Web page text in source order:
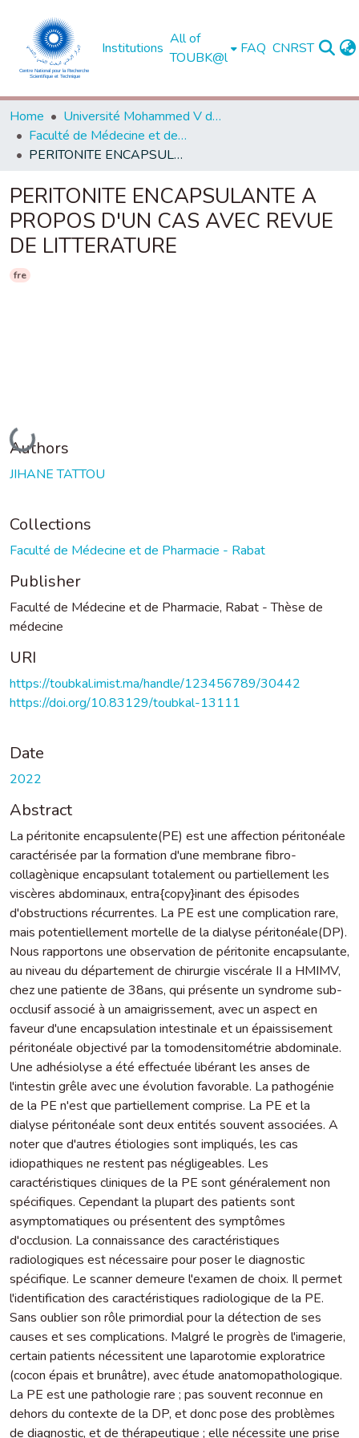
Institutions
All of
TOUBK@l
FAQ CNRST
Home
Université Mohammed V de Rabat
Faculté de Médecine et de Pharmacie - Rabat
PERITONITE ENCAPSULANTE A PROPOS D'UN CAS AVEC REVUE DE LITTERATURE
PERITONITE ENCAPSULANTE A
PROPOS D'UN CAS AVEC REVUE
DE LITTERATURE
fre
Loading...
Authors
JIHANE TATTOU
Collections
Faculté de Médecine et de Pharmacie - Rabat
Publisher
Faculté de Médecine et de Pharmacie, Rabat - Thèse de
médecine
URI
https://toubkal.imist.ma/handle/123456789/30442
https://doi.org/10.83129/toubkal-13111
Date
2022
Abstract
La péritonite encapsulente(PE) est une affection péritonéale
caractérisée par la formation d'une membrane fibro-
collagènique encapsulant totalement ou partiellement les
viscères abdominaux, entra{copy}inant des épisodes
d'obstructions récurrentes. La PE est une complication rare,
mais potentiellement mortelle de la dialyse péritonéale(DP).
Nous rapportons une observation de péritonite encapsulante,
au niveau du département de chirurgie viscérale II a HMIMV,
chez une patiente de 38ans, qui présente un syndrome sub-
occlusif associé à un amaigrissement, avec un aspect en
faveur d'une encapsulation intestinale et un épaissisement
péritonéale objectivé par la tomodensitométrie abdominale.
Une adhésiolyse a été effectuée libérant les anses de
l'intestin grêle avec une évolution favorable. La pathogénie
de la PE n'est que partiellement comprise. La PE et la
dialyse péritonéale sont deux entités souvent associées. A
noter que d'autres étiologies sont impliqués, les cas
idiopathiques ne restent pas négligeables. Les
caractéristiques cliniques de la PE sont généralement non
spécifiques. Cependant la plupart des patients sont
asymptomatiques ou présentent des symptômes
d'occlusion. La connaissance des caractéristiques
radiologiques est nécessaire pour poser le diagnostic
spécifique. Le scanner demeure l'examen de choix. Il permet
l'identification des caractéristiques radiologique de la PE.
Sans oublier son rôle primordial pour la détection de ses
causes et ses complications. Malgré le progrès de l'imagerie,
certain patients nécessitent une laparotomie exploratrice
(cocon épais et brunâtre), avec étude anatomopathologique.
La PE est une pathologie rare ; pas souvent reconnue en
dehors du contexte de la DP, et donc pose des problèmes
de diagnostic, et de thérapeutique ; elle nécessite une prise